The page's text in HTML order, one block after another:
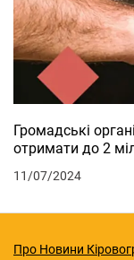
Громадські
отримати до 2
11/07/2024
Про Новини